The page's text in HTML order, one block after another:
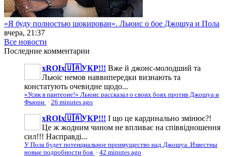
«Я буду полностью шокирован». Льюис о бое Джошуа и Пола
вчера, 21:37
Все новости
Последние комментарии
xROIx🇺🇦УКР!!! Вже й джонс-молодший та
Льюіс немов наввипередки визнають та
констатують очевидне щодо...
«Усик в пантеоне!» Льюис рассказал о своих боях против Джошуа и
Фьюри · 26 minutes ago
xROIx🇺🇦УКР!!! І що це кардинально змінює?!
Це ж жодним чином не впливає на співвідношення
сил!!! Насправді...
У Пола будет потенциальное преимущество над Джошуа. Известны
новые подробности боя · 42 minutes ago